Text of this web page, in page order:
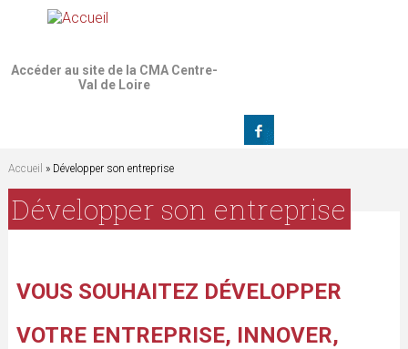
Accéder au site de la CMA Centre-
Val de Loire
V
o
u
s
Accueil » Développer son entreprise
Développer son entreprise
VOUS SOUHAITEZ DÉVELOPPER
VOTRE ENTREPRISE, INNOVER,